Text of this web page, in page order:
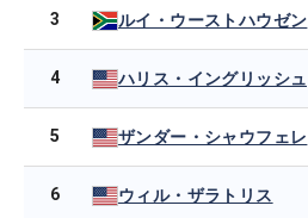
3 ルイ・ウーストハウゼン
4 ハリス・イングリッシュ
5 ザンダー・シャウフェレ
6 ウィル・ザラトリス